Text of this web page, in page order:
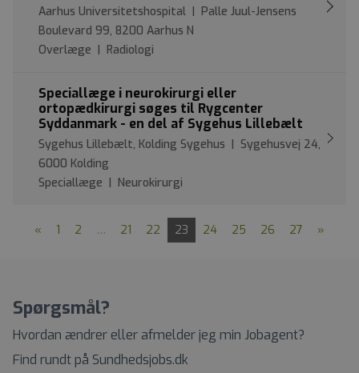
Aarhus Universitetshospital | Palle Juul-Jensens
Boulevard 99, 8200 Aarhus N
Overlæge | Radiologi
Speciallæge i neurokirurgi eller
ortopædkirurgi søges til Rygcenter
Syddanmark - en del af Sygehus Lillebælt
Sygehus Lillebælt, Kolding Sygehus | Sygehusvej 24,
6000 Kolding
Speciallæge | Neurokirurgi
« 1 2 … 21 22 23 24 25 26 27 »
Spørgsmål?
Hvordan ændrer eller afmelder jeg min Jobagent?
Find rundt på Sundhedsjobs.dk